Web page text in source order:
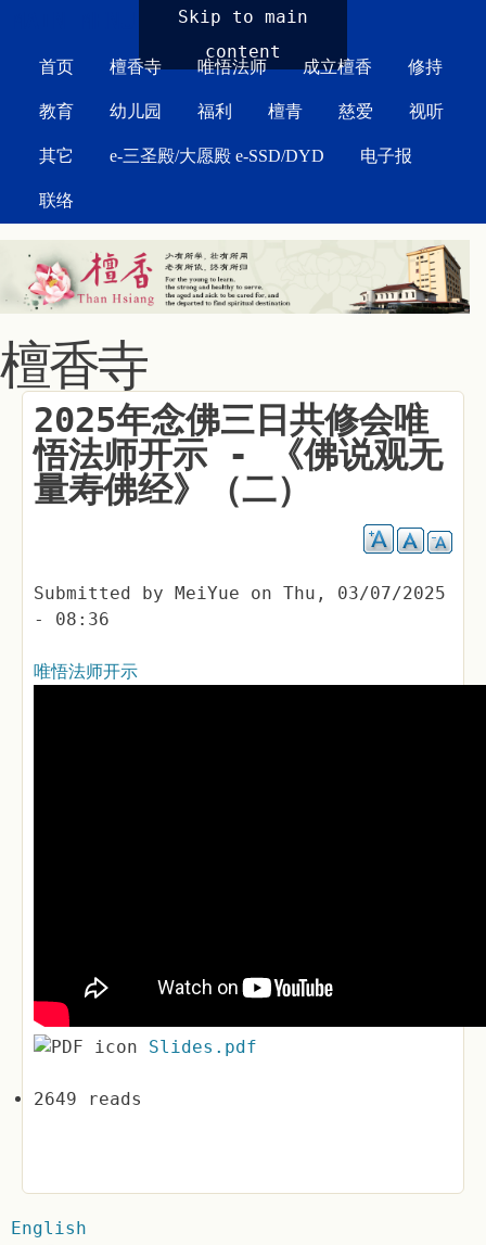
Skip to main
content
首页 檀香寺 唯悟法师 成立檀香 修持
教育 幼儿园 福利 檀青 慈爱 视听
其它 e-三圣殿/大愿殿 e-SSD/DYD 电子报
联络
檀香寺
2025年念佛三日共修会唯
悟法师开示 - 《佛说观无
量寿佛经》（二）
Submitted by MeiYue on Thu, 03/07/2025
- 08:36
唯悟法师开示
Slides.pdf
2649 reads
English